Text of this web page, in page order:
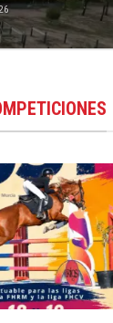
24
Jun